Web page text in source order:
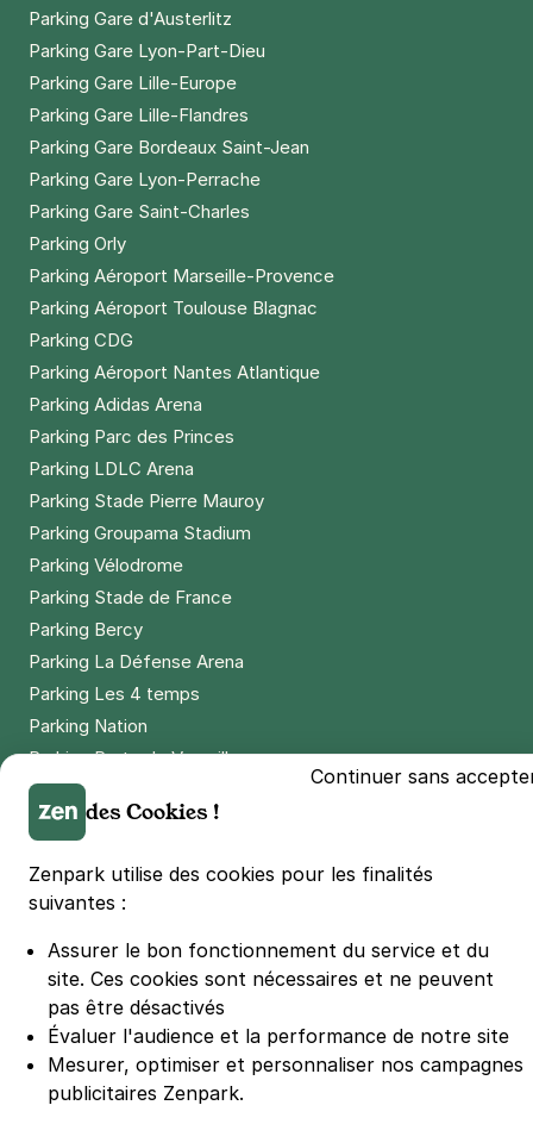
Parking Gare d'Austerlitz
Parking Gare Lyon-Part-Dieu
Parking Gare Lille-Europe
Parking Gare Lille-Flandres
Parking Gare Bordeaux Saint-Jean
Parking Gare Lyon-Perrache
Parking Gare Saint-Charles
Parking Orly
Parking Aéroport Marseille-Provence
Parking Aéroport Toulouse Blagnac
Parking CDG
Parking Aéroport Nantes Atlantique
Parking Adidas Arena
Parking Parc des Princes
Parking LDLC Arena
Parking Stade Pierre Mauroy
Parking Groupama Stadium
Parking Vélodrome
Parking Stade de France
Parking Bercy
Parking La Défense Arena
Parking Les 4 temps
Parking Nation
Parking Porte de Versailles
Parking Lille Grand Palais
Parking Euralille
consommation de 20%
#SeDéplacerMoinsPolluer
© Zenpark 2012 - 2026 - Tous droits réservés - Fabriqué avec soin à
Rennes et Paris
Continuer sans
des Cookies !
Zenpark utilise des cookies pour les finalités
suivantes :
Assurer le bon fonctionnement du service et du
site. Ces cookies sont nécessaires et ne peuvent
pas être désactivés
Évaluer l'audience et la performance de notre site
Mesurer, optimiser et personnaliser nos campagnes
publicitaires Zenpark.